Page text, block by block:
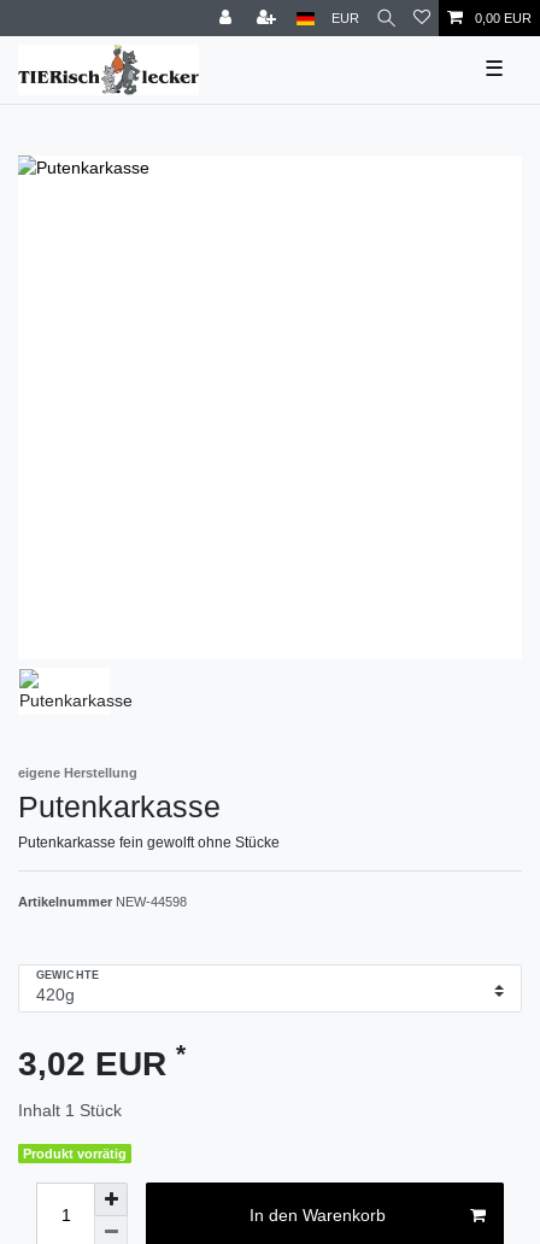
EUR 0,00 EUR
☰
eigene Herstellung
Putenkarkasse
Putenkarkasse fein gewolft ohne Stücke
Artikelnummer NEW-44598
GEWICHTE
3,02 EUR *
Inhalt 1 Stück
Produkt vorrätig
In den Warenkorb